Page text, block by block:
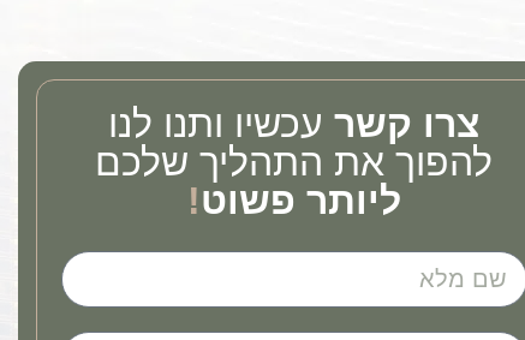
צרו קשרעכשיו ותנו לנו
להפוך את התהליך שלכם
ליותר פשוט!